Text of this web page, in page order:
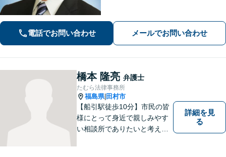
電話でお問い合わせ メールでお問い合わせ
橋本 隆亮 弁護士
たむら法律事務所
福島県| 田村市
【船引駅徒歩10分】市民の皆
様にとって身近で親しみやす
い相談所でありたいと考えて
詳細を見
る